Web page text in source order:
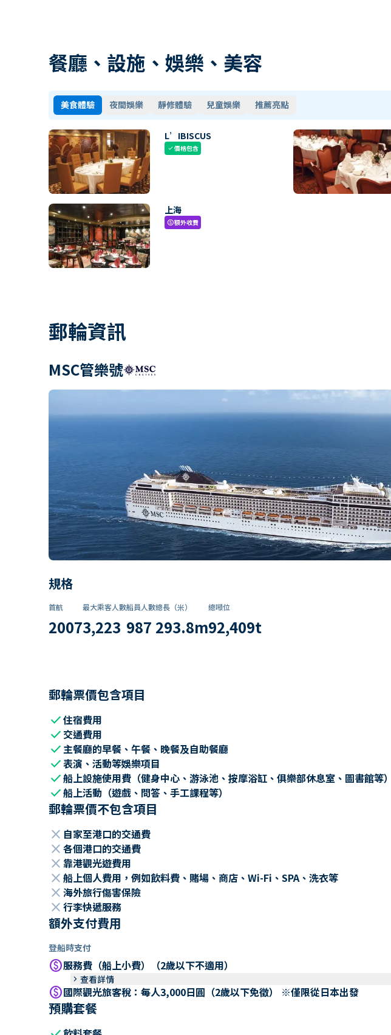
餐廳、設施、娛樂、美容
美食體驗 夜間娛樂 靜修體驗 兒童娛樂 推薦亮點
L’IBISCUS
check價格包含
上海
paid額外收費
郵輪資訊
MSC管樂號
規格
首航
2007
最大乘客人數
3,223
船員人數
987
總長（米）
293.8m
總噸位
92,409t
郵輪票價包含項目
check住宿費用
check 交通費用
check主餐廳的早餐、午餐、晚餐及自助餐廳
check表演、活動等娛樂項目
check船上設施使用費（健身中心、游泳池、按摩浴缸、俱樂部休息室、圖書館等）
check船上活動（遊戲、問答、手工課程等）
郵輪票價不包含項目
close 自家至港口的交通費
close 各個港口的交通費
close 靠港觀光遊費用
close 船上個人費用，例如飲料費、賭場、商店、Wi-Fi、SPA、洗衣等
close 海外旅行傷害保險
close 行李快遞服務
額外支付費用
登船時支付
paid服務費（船上小費）（2歲以下不適用）
keyboard_arrow_right 查看詳情
paid國際觀光旅客稅：每人3,000日圓（2歲以下免徵） ※僅限從日本出發
預購套餐